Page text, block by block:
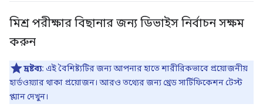
মিশ্র পরীক্ষার বিছানার জন্য ডিভাইস নির্বাচন সক্ষম
করুন
দ্রষ্টব্য: এই বৈশিষ্ট্যটির জন্য আপনার হাতে শারীরিকভাবে প্রয়োজনীয়
হার্ডওয়্যার থাকা প্রয়োজন। আরও তথ্যের জন্য থ্রেড সার্টিফিকেশন টেস্ট
প্ল্যান দেখুন।